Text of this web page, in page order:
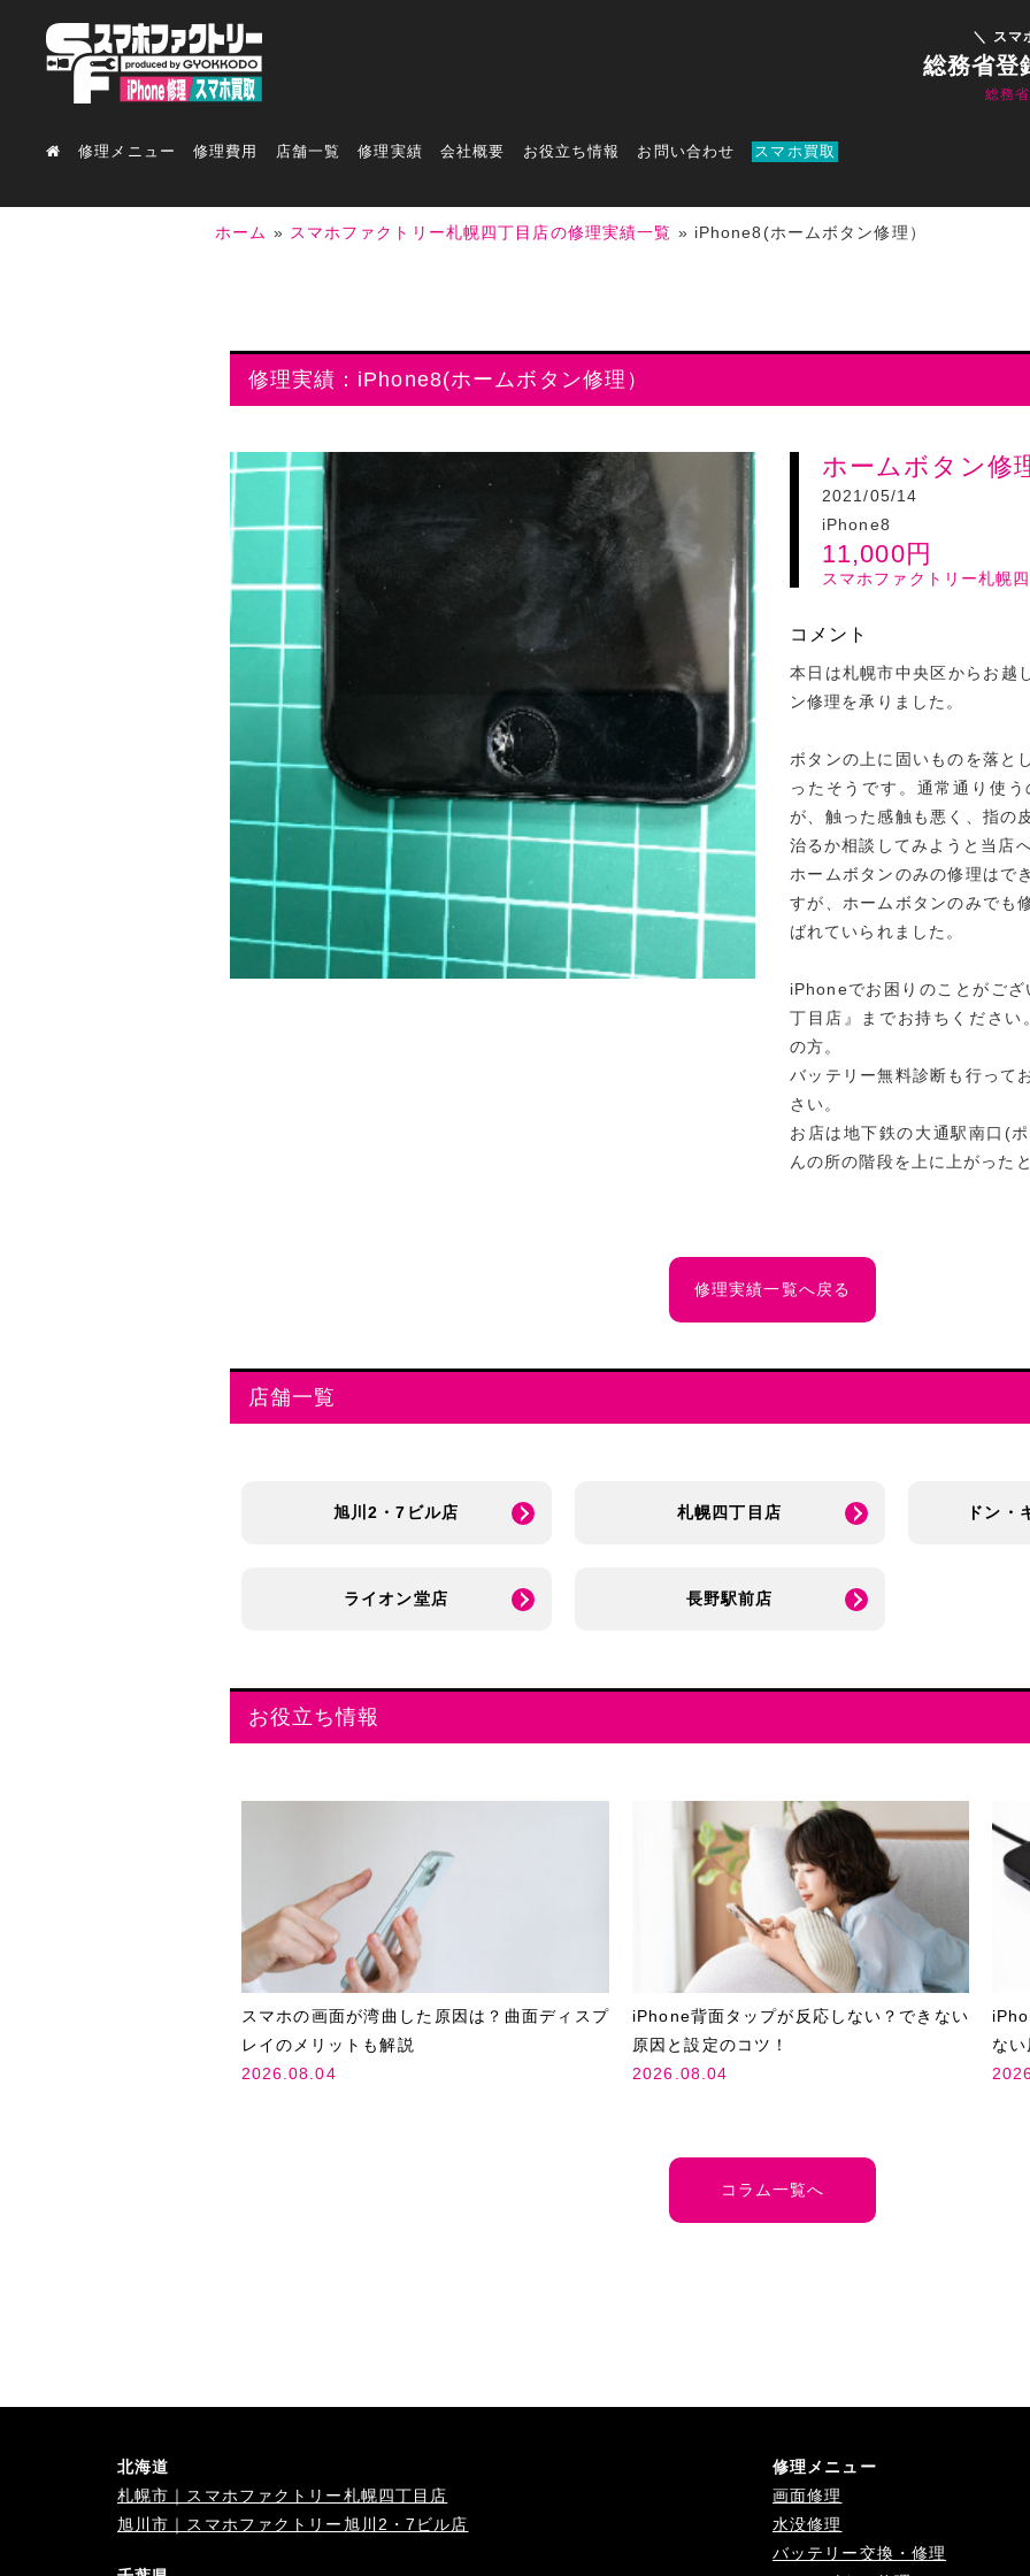
＼ スマ
総務省登
総務
修理メニュー 修理費用 店舗一覧 修理実績 会社概要 お役立ち情報 お問い合わせ スマホ買取
ホーム » スマホファクトリー札幌四丁目店の修理実績一覧 » iPhone8(ホームボタン修理）
修理実績：iPhone8(ホームボタン修理）
ホームボタン修
2021/05/14
iPhone8
11,000 円
スマホファクトリー札幌
コメント
本日は札幌市中央区からお越
ン修理を承りました。
ボタンの上に固いものを落と
ったそうです。通常通り使
が、触った感触も悪く、指の
治るか相談してみようと当店
ホームボタンのみの修理はで
すが、ホームボタンのみでも
ばれていられました。
iPhoneでお困りのことがご
丁目店』までお持ちくださ
の方。
バッテリー無料診断も行って
さい。
お店は地下鉄の大通駅南口(
んの所の階段を上に上がっ
修理実績一覧へ戻る
店舗一覧
旭川2・7ビル店 札幌四丁目店 ドン・
ライオン堂店 長野駅前店
お役立ち情報
スマホの画面が湾曲した原因は？曲面ディスプ
レイのメリットも解説
2026.08.04
iPhone背面タップが反応しない？できない
原因と設定のコツ！
2026.08.04
な
コラム一覧へ
北海道
札幌市｜スマホファクトリー札幌四丁目店
旭川市｜スマホファクトリー旭川2・7ビル店
修理メニュー
画面修理
水没修理
バッテリー交換・修理